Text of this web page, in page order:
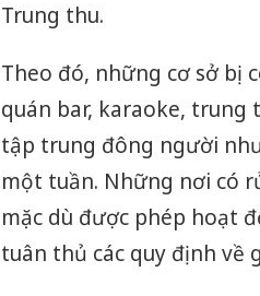
Trung thu.
Theo đó, những cơ sở bị
quán bar, karaoke, trung
tập trung đông người
một tuần. Những nơi có
mặc dù được phép hoạt
tuân thủ các quy định về